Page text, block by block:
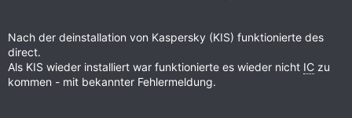
Nach der deinstallation von Kaspersky (KIS) funktionierte des
direct.
Als KIS wieder installiert war funktionierte es wieder nicht IC zu
kommen - mit bekannter Fehlermeldung.